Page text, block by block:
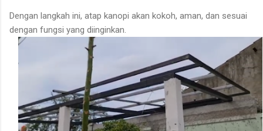
Dengan langkah ini, atap kanopi akan kokoh, aman, dan sesuai
dengan fungsi yang diinginkan.